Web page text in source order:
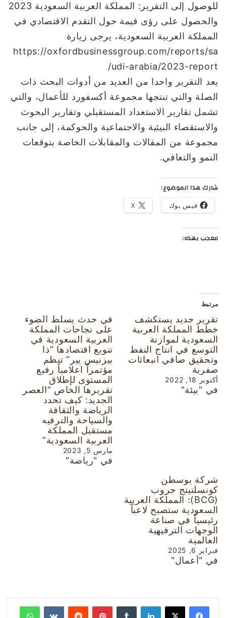
للوصول إلى التقرير: المملكة العربية السعودية 2023
والحصول على رؤى قيمة حول التقدم الاقتصادي في
المملكة العربية السعودية، يرجى زيارة
https://oxfordbusinessgroup.com/reports/sa
udi-arabia/2023-report/
يعد التقرير واحدا من العديد من أدوات البحث ذات
الصلة والتي تنتجها مجموعة أكسفورد للأعمال، والتي
تشمل تقارير الاستعداد المستقبلي وتقارير البحوث
والاستقصاء البيئية والاجتماعية والحوكمة، إلى جانب
مجموعة من المقالات والمقابلات الخاصة بتوقعات
النمو والتعافي.
شارك هذا الموضوع:
فيس بوك X
معجب بهذه:
مرتبط
تقرير جديد يستكشف
خطط المملكة العربية
السعودية لموازنة
التوسع في انتاج النفط
وتحقيق صافي انبعاثات
صفرية
أكتوبر 18, 2022
في "بيئة"
في حدث يسلط الضوء
على نجاحات المملكة
العربية السعودية في
تنويع اقتصادها “ذا
بيزنيس يير” تنظم
مؤتمراً اعلامياً رفيع
المستوى لإطلاق
تقريرها الخاص “العصر
الجديد: كيف تحدد
الرياضة والثقافة
والسياحة والترفيه
مستقبل المملكة
العربية السعودية”
مارس 5, 2023
في "رياضة"
شركة بوسطن
كونسلتينج جروب
(BCG): المملكة العربية
السعودية ستصبح لاعباً
رئيسياً في صناعة
الوجهات الترفيهية
العالمية
فبراير 6, 2025
في "أعمال"
لينكدإن بينتيريست